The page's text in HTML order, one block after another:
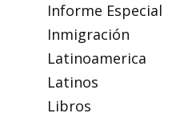
Informe Especial
Inmigración
Latinoamerica
Latinos
Libros